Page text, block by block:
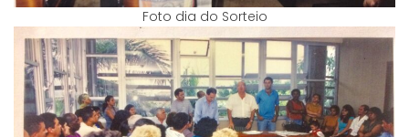
Foto dia do Sorteio